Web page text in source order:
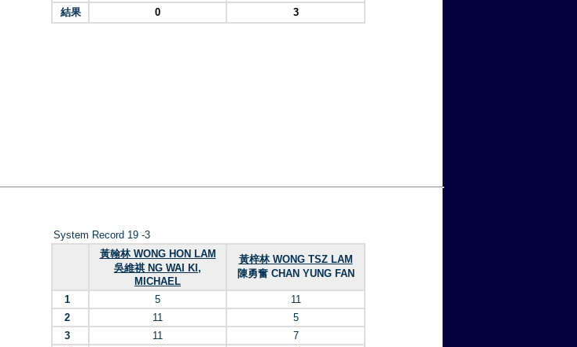
結果
0 3
System Record 19 -3
黃翰林 WONG HON LAM
吳維祺 NG WAI KI,
MICHAEL
黃梓林 WONG TSZ LAM
陳勇奮 CHAN YUNG FAN
1 5
11
2
11
5
3
11
7